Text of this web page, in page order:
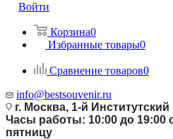
Войти
Корзина0
Избранные товары0
Сравнение товаров0
info@bestsouvenir.ru
г. Москва, 1-й
Часы работы: 10:00 до 19:00
пятницу